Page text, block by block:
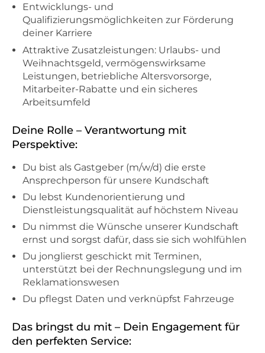
Entwicklungs- und
Qualifizierungsmöglichkeiten zur Förderung
deiner Karriere
Attraktive Zusatzleistungen: Urlaubs- und
Weihnachtsgeld, vermögenswirksame
Leistungen, betriebliche Altersvorsorge,
Mitarbeiter-Rabatte und ein sicheres
Arbeitsumfeld
Deine Rolle – Verantwortung mit
Perspektive:
Du bist als Gastgeber (m/w/d) die erste
Ansprechperson für unsere Kundschaft
Du lebst Kundenorientierung und
Dienstleistungsqualität auf höchstem Niveau
Du nimmst die Wünsche unserer Kundschaft
ernst und sorgst dafür, dass sie sich wohlfühlen
Du jonglierst geschickt mit Terminen,
unterstützt bei der Rechnungslegung und im
Reklamationswesen
Du pflegst Daten und verknüpfst Fahrzeuge
Das bringst du mit – Dein Engagement für
den perfekten Service: